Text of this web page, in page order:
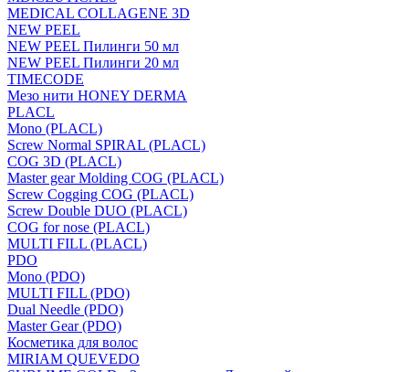
MEDICAL COLLAGENE 3D
NEW PEEL
NEW PEEL Пилинги 50 мл
NEW PEEL Пилинги 20 мл
TIMECODE
Мезо нити HONEY DERMA
PLACL
Mono (PLACL)
Screw Normal SPIRAL (PLACL)
COG 3D (PLACL)
Master gear Molding COG (PLACL)
Screw Cogging COG (PLACL)
Screw Double DUO (PLACL)
COG for nose (PLACL)
MULTI FILL (PLACL)
PDO
Mono (PDO)
MULTI FILL (PDO)
Dual Needle (PDO)
Master Gear (PDO)
Косметика для волос
MIRIAM QUEVEDO